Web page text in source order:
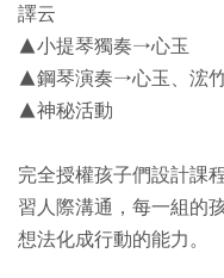
譯云
▲小提琴獨奏→心玉
▲鋼琴演奏→心玉、浤
▲神秘活動
完全授權孩子們設計課
習人際溝通，每一組的
想法化成行動的能力。